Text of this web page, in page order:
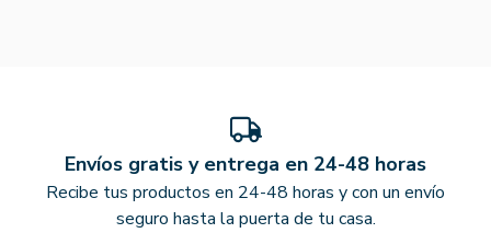
Envíos gratis y entrega en 24-48 horas
Recibe tus productos en 24-48 horas y con un envío
seguro hasta la puerta de tu casa.